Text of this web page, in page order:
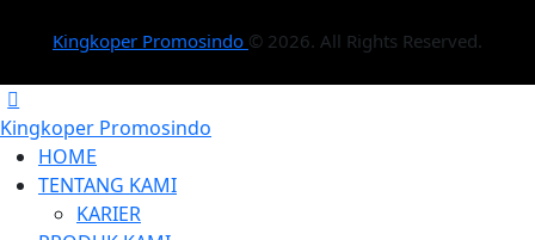
Kingkoper Promosindo © 2026. All Rights Reserved.
Kingkoper Promosindo
HOME
TENTANG KAMI
KARIER